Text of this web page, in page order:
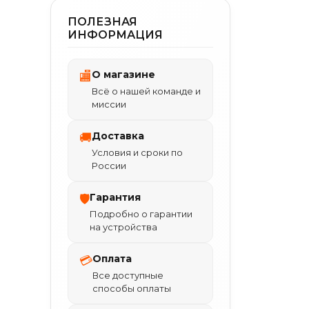
ПОЛЕЗНАЯ
ИНФОРМАЦИЯ
🏬О магазине
Всё о нашей команде и
миссии
🚚Доставка
Условия и сроки по
России
🛡Гарантия
Подробно о гарантии
на устройства
💳Оплата
Все доступные
способы оплаты